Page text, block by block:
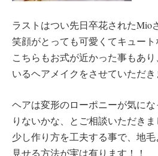
ラストはつい先日卒花されたMio
笑顔がとっても可愛くてキュート
こちらもお式が近かった事もあ
いるヘアメイクをさせていただき
ヘアは変形のローポニーが気に
りないかな、とご相談いただきま
少し作り方を工夫する事で、地
見せる方法が実は有ります！！